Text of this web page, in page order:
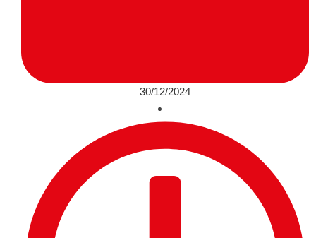
30/12/2024